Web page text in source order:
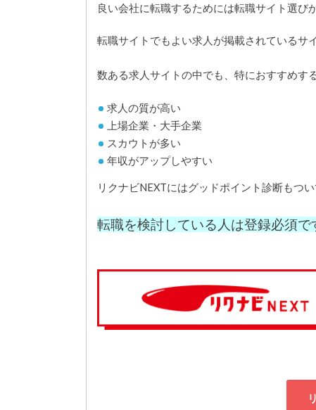
良い会社に転職するためには転職サイト選び
転職サイトでもよい求人が掲載されているサ
数ある求人サイトの中でも、特におすすめす
求人の質が高い
上場企業・大手企業
スカウトが多い
年収がアップしやすい
リクナビNEXTにはグッドポイント診断もつ
転職を検討している人は登録必須で